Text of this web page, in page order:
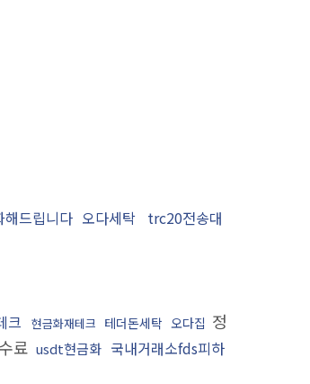
해드립니다 오다세탁 trc20전송대
크 현금화재테크 테더돈세탁 오다집 정
료 usdt현금화 국내거래소fds피하